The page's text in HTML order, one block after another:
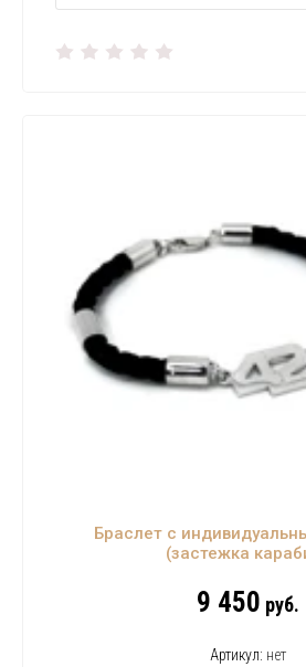
Браслет с
(застежка
9 450 руб.
Артикул: нет